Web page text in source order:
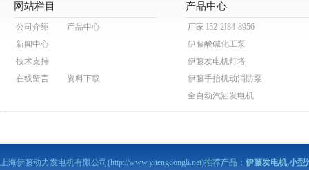
网站栏目
公司介绍
产品中心
新闻中心
技术支持
在线留言
资料下载
产品中心
厂家 I52-2I84-8956
伊藤酸碱化工泵
伊藤发电机灯塔
伊藤手抬机动消防泵
全自动汽油发电机
伊藤动力泥浆泵
伊藤柴油发电机
上海伊藤动力发电机有限公司(http://www.yitengdongli.net)推荐产品： 伊藤发电机,小型